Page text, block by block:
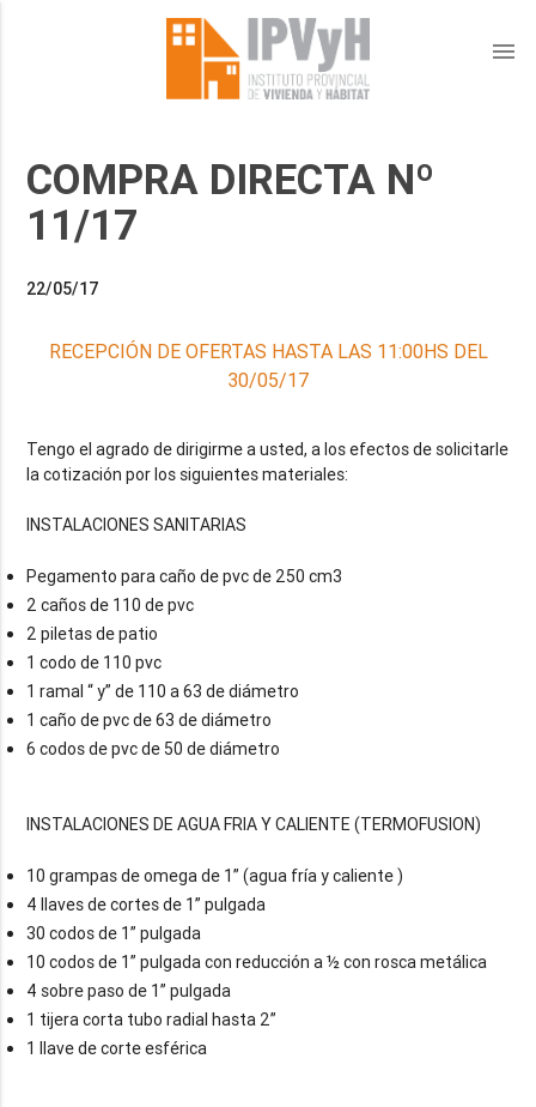
menu
COMPRA DIRECTA Nº
11/17
22/05/17
RECEPCIÓN DE OFERTAS HASTA LAS 11:00HS DEL
30/05/17
Tengo el agrado de dirigirme a usted, a los efectos de solicitarle
la cotización por los siguientes materiales:
Pegamento para caño de pvc de 250 cm3
2 caños de 110 de pvc
2 piletas de patio
1 codo de 110 pvc
1 ramal “ y” de 110 a 63 de diámetro
1 caño de pvc de 63 de diámetro
6 codos de pvc de 50 de diámetro
10 grampas de omega de 1” (agua fría y caliente )
4 llaves de cortes de 1” pulgada
30 codos de 1” pulgada
10 codos de 1” pulgada con reducción a ½ con rosca metálica
4 sobre paso de 1” pulgada
1 tijera corta tubo radial hasta 2”
1 llave de corte esférica